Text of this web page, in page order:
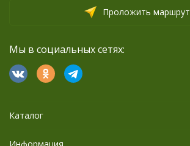
Проложить маршрут
Мы в социальных сетях:
Каталог